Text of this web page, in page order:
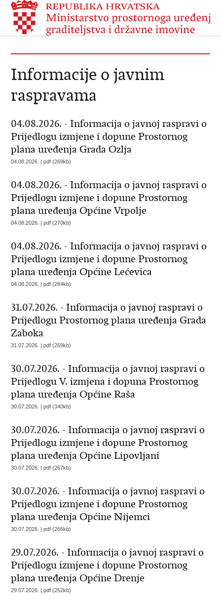
Informacije o javnim
raspravama
04.08.2026. - Informacija o javnoj raspravi o
Prijedlogu izmjene i dopune Prostornog
plana uređenja Grada Ozlja
04.08.2026. | pdf (269kb)
04.08.2026. - Informacija o javnoj raspravi o
Prijedlogu izmjene i dopune Prostornog
plana uređenja Općine Vrpolje
04.08.2026. | pdf (270kb)
04.08.2026. - Informacija o javnoj raspravi o
Prijedlogu izmjene i dopune Prostornog
plana uređenja Općine Lećevica
04.08.2026. | pdf (284kb)
31.07.2026. - Informacija o javnoj raspravi o
Prijedlogu Prostornog plana uređenja Grada
Zaboka
31.07.2026. | pdf (269kb)
30.07.2026. - Informacija o javnoj raspravi o
Prijedlogu V. izmjena i dopuna Prostornog
plana uređenja Općine Raša
30.07.2026. | pdf (340kb)
30.07.2026. - Informacija o javnoj raspravi o
Prijedlogu izmjene i dopune Prostornog
plana uređenja Općine Lipovljani
30.07.2026. | pdf (267kb)
30.07.2026. - Informacija o javnoj raspravi o
Prijedlogu izmjene i dopune Prostornog
plana uređenja Općine Nijemci
30.07.2026. | pdf (266kb)
29.07.2026. - Informacija o javnoj raspravi o
Prijedlogu izmjene i dopune Prostornog
plana uređenja Općine Drenje
29.07.2026. | pdf (252kb)